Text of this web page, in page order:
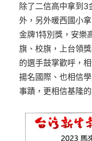
除了二信高中拿到3
外，另外暖西國小
金牌1特別獎，安樂
旗、校旗，上台領
的選手鼓掌歡呼，
揚名國際、也相信
事蹟，更相信基隆